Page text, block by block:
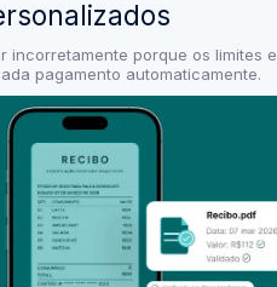
incorretamente porque os limites e
pagamento automaticamente.